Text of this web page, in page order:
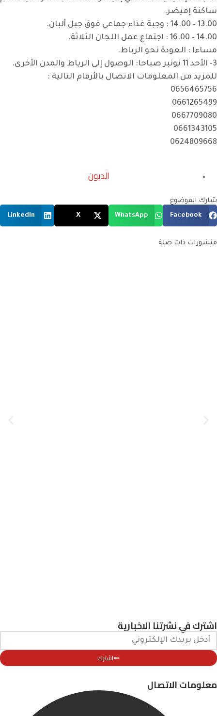
ساكنة إميضر.
13.00 – 14.00 : وجبة غذاء جماعي فوق جبل ألبان.
14.00 – 16.00 : اجتماع عمل اللجان الثلاثة.
مساءا : العودة نحو الرباط.
3- الأحد 11 نونبر صباحا: الوصول إلى الرباط والمدن الأخرى.
للمزيد من المعلومات الاتصال بالأرقام التالية :
0656465756
0661265499
0667709080
0661343105
0624809668
الديون
شارك الموضوع
Facebook
WhatsApp
X
LinkedIn
منشورات ذات صلة
اشترك في نشرتنا الاخبارية
اشترك
معلومات الاتصال